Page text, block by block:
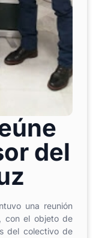
del
una reunión
con el objeto de
del colectivo de